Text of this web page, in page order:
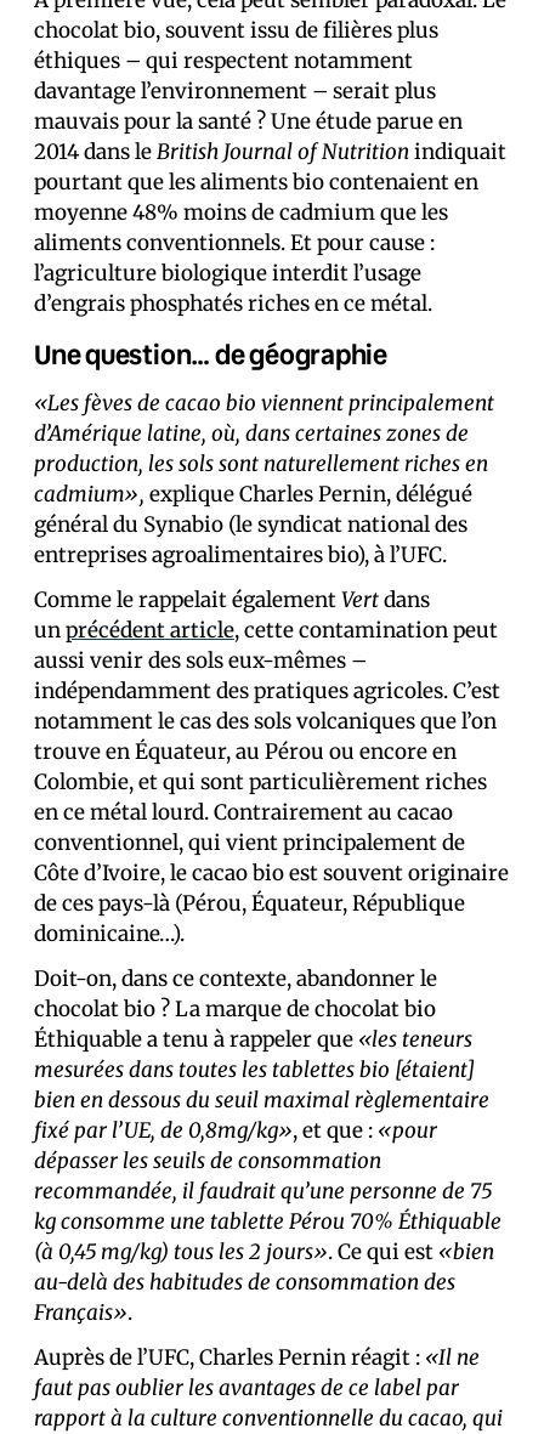
chocolat bio, souvent issu de filières plus
éthiques – qui respectent notamment
davantage l’environnement – serait plus
mauvais pour la santé ? Une étude parue en
2014 dans leBritish Journal of Nutritionindiquait
pourtant que les aliments bio contenaient en
moyenne 48% moins de cadmium que les
aliments conventionnels. Et pour cause :
l’agriculture biologique interdit l’usage
d’engrais phosphatés riches en ce métal.
Une question… de géographie
«Les fèves de cacao bio viennent principalement
d’Amérique latine, où, dans certaines zones de
production, les sols sont naturellement riches en
cadmium», explique Charles Pernin, délégué
général du Synabio (le syndicat national des
entreprises agroalimentaires bio), à l’UFC.
Comme le rappelait égalementVertdans
unprécédent article, cette contamination peut
aussi venir des sols eux-mêmes –
indépendamment des pratiques agricoles. C’est
notamment le cas des sols volcaniques que l’on
trouve en Équateur, au Pérou ou encore en
Colombie, et qui sont particulièrement riches
en ce métal lourd. Contrairement au cacao
conventionnel, qui vient principalement de
Côte d’Ivoire, le cacao bio est souvent originaire
de ces pays-là (Pérou, Équateur, République
dominicaine…).
Doit-on, dans ce contexte, abandonner le
chocolat bio ? La marque de chocolat bio
Éthiquable a tenu à rappeler que «les teneurs
mesurées dans toutes les tablettes bio [étaient]
bien en dessous du seuil maximal règlementaire
fixé par l’UE, de 0,8mg/kg», et que : «pour
dépasser les seuils de consommation
recommandée, il faudrait qu’une personne de 75
kg consomme une tablette Pérou 70% Éthiquable
(à 0,45 mg/kg) tous les 2 jours». Ce qui est «bien
au-delà des habitudes de consommation des
Français».
Auprès de l’UFC, Charles Pernin réagit : «Il ne
faut pas oublier les avantages de ce label par
rapport à la culture conventionnelle du cacao, qui